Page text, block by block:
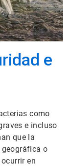
e
como
e incluso
que la
o
ocurrir en